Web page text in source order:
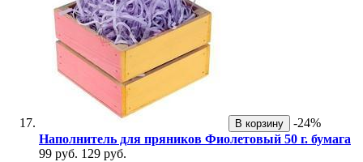
В корзину
-24%
Наполнитель для пряников Фиолетовый 50 г. бумага
99 руб. 129 руб.